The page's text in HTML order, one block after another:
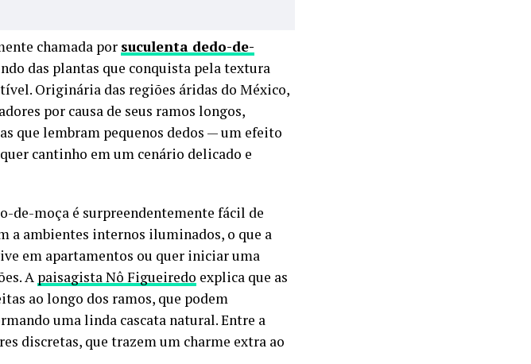
chamada por suculenta dedo-de-
das plantas que conquista pela textura
Originária das regiões áridas do México,
por causa de seus ramos longos,
que lembram pequenos dedos — um efeito
cantinho em um cenário delicado e
de-moça é surpreendentemente fácil de
a ambientes internos iluminados, o que a
em apartamentos ou quer iniciar uma
A paisagista Nô Figueiredo explica que as
ao longo dos ramos, que podem
uma linda cascata natural. Entre a
discretas, que trazem um charme extra ao